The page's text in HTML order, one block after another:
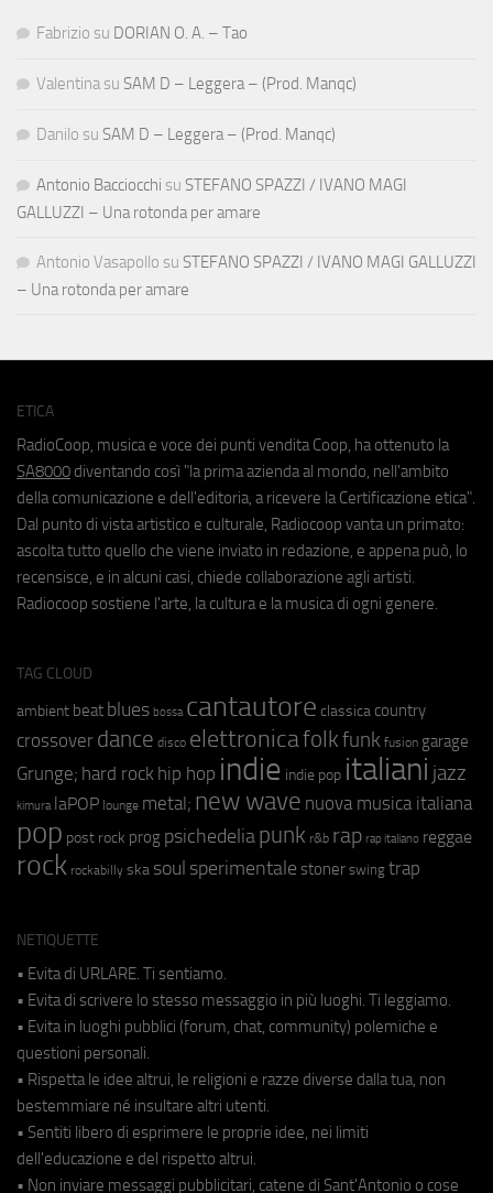
Fabrizio su DORIAN O. A. – Tao
Valentina su SAM D – Leggera – (Prod. Manqc)
Danilo su SAM D – Leggera – (Prod. Manqc)
Antonio Bacciocchi su STEFANO SPAZZI / IVANO MAGI
GALLUZZI – Una rotonda per amare
Antonio Vasapollo su STEFANO SPAZZI / IVANO MAGI GALLUZZI
– Una rotonda per amare
ETICA
RadioCoop, musica e voce dei punti vendita Coop, ha ottenuto la
SA8000 diventando così "la prima azienda al mondo, nell'ambito
della comunicazione e dell'editoria, a ricevere la Certificazione etica".
Dal punto di vista artistico e culturale, Radiocoop vanta un primato:
ascolta tutto quello che viene inviato in redazione, e appena può, lo
recensisce, e in alcuni casi, chiede collaborazione agli artisti.
Radiocoop sostiene l'arte, la cultura e la musica di ogni genere.
TAG CLOUD
ambient beat blues bossa cantautore classica country
crossover dance disco elettronicafolkfunk fusion garage
Grunge; hard rock hip hop indie indie pop italiani jazz
kimura laPOP lounge metal; new wave nuova musica italiana
pop post rock prog psichedeliapunk r&b rap rap italiano reggae
rock rockabilly ska soul sperimentale stoner swing trap
NETIQUETTE
• Evita di URLARE. Ti sentiamo.
• Evita di scrivere lo stesso messaggio in più luoghi. Ti leggiamo.
• Evita in luoghi pubblici (forum, chat, community) polemiche e
questioni personali.
• Rispetta le idee altrui, le religioni e razze diverse dalla tua, non
bestemmiare né insultare altri utenti.
• Sentiti libero di esprimere le proprie idee, nei limiti
dell'educazione e del rispetto altrui.
• Non inviare messaggi pubblicitari, catene di Sant'Antonio o cose